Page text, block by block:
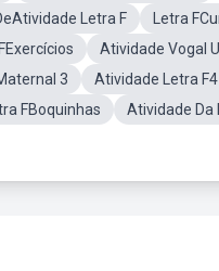
Letra F
Letra
Atividade Vogal
3 Atividade Letra
FBoquinhas
Atividade Da